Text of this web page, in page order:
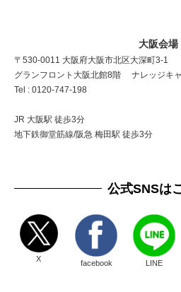
大阪会場
〒530-0011 大阪府大阪市北区大深町3-1
グランフロント大阪北館8階 ナレッジキ
Tel : 0120-747-198
JR 大阪駅 徒歩3分
地下鉄御堂筋線/阪急 梅田駅 徒歩3分
公式SNSは
X facebook LINE